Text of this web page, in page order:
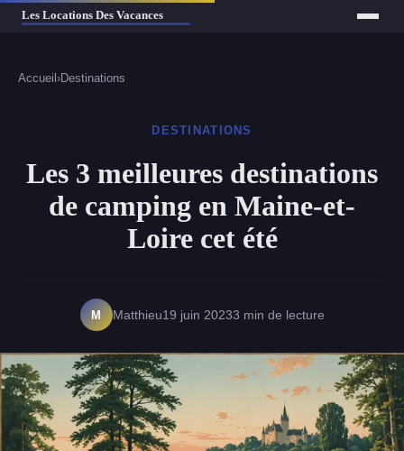
Accueil ›Destinations
DESTINATIONS
Les 3 meilleures destinations
de camping en Maine-et-
Loire cet été
M Matthieu19 juin 20233 min de lecture